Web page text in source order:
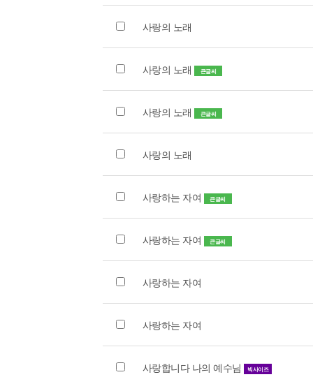
사랑의 노래
사랑의 노래 큰글씨
사랑의 노래 큰글씨
사랑의 노래
사랑하는 자여 큰글씨
사랑하는 자여 큰글씨
사랑하는 자여
사랑하는 자여
사랑합니다 나의 예수님 빅사이즈